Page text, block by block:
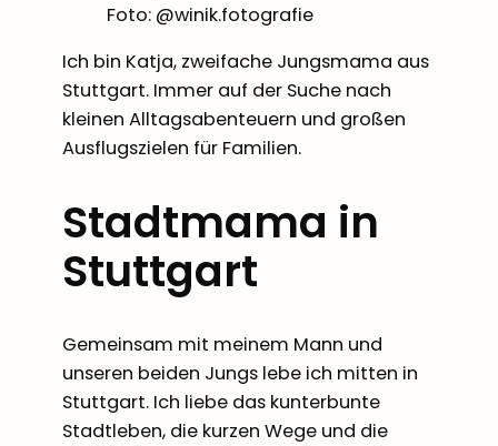
Foto: @winik.fotografie
Ich bin Katja, zweifache Jungsmama aus
Stuttgart. Immer auf der Suche nach
kleinen Alltagsabenteuern und großen
Ausflugszielen für Familien.
Stadtmama in
Stuttgart
Gemeinsam mit meinem Mann und
unseren beiden Jungs lebe ich mitten in
Stuttgart. Ich liebe das kunterbunte
Stadtleben, die kurzen Wege und die